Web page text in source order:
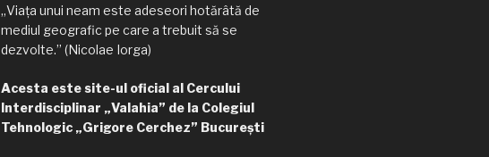
„Viața unui neam este adeseori hotărâtă de
mediul geografic pe care a trebuit să se
dezvolte.” (Nicolae Iorga)
Acesta este site-ul oficial al Cercului
Interdisciplinar „Valahia” de la Colegiul
Tehnologic „Grigore Cerchez” București